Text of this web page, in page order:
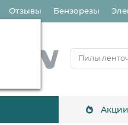
Отзывы Бензорезы
Акции